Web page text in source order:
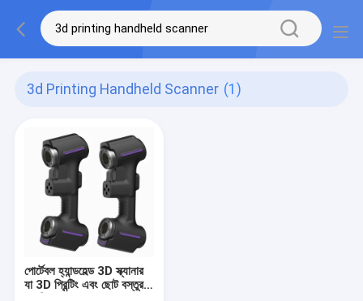
3d Printing Handheld Scanner (1)
পোর্টেবল হ্যান্ডহেল্ড 3D স্ক্যানার
যা 3D প্রিন্টিং এবং ছোট বস্তুর